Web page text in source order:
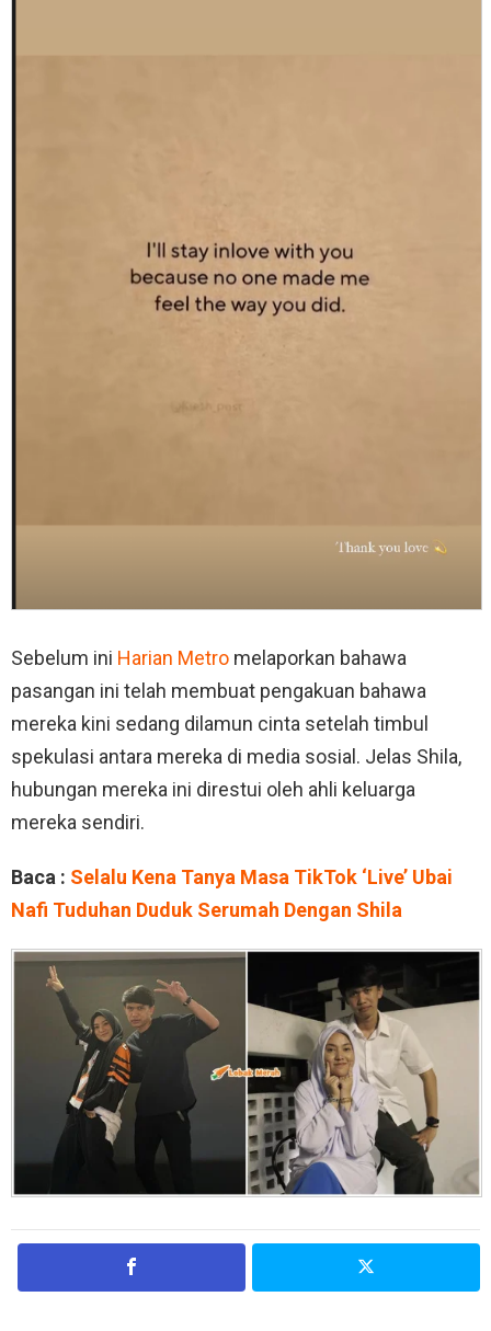
Sebelum ini Harian Metro melaporkan bahawa
pasangan ini telah membuat pengakuan bahawa
mereka kini sedang dilamun cinta setelah timbul
spekulasi antara mereka di media sosial. Jelas Shila,
hubungan mereka ini direstui oleh ahli keluarga
mereka sendiri.
Baca : Selalu Kena Tanya Masa TikTok ‘Live’ Ubai
Nafi Tuduhan Duduk Serumah Dengan Shila